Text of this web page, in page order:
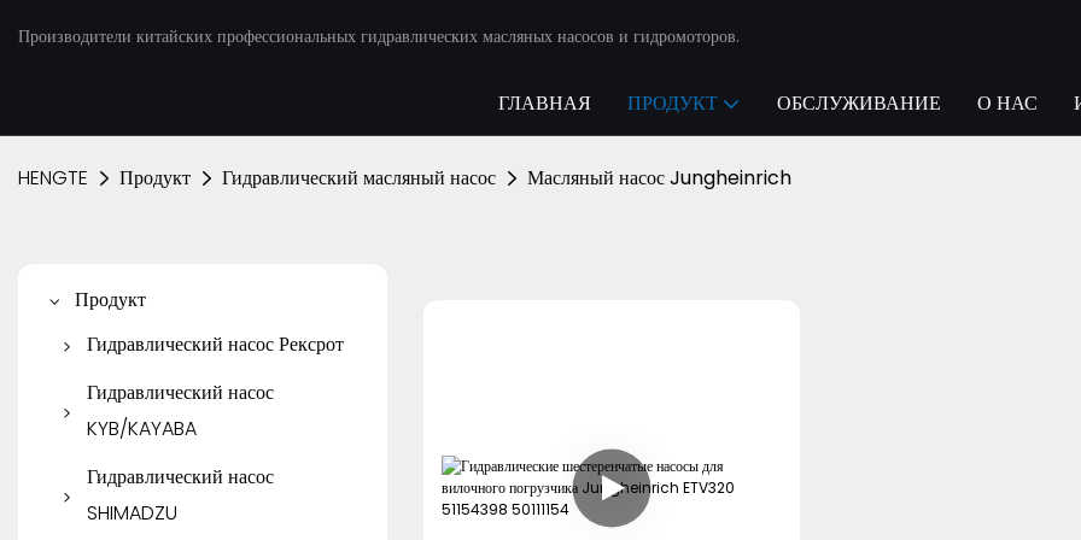
Производители китайских профессиональных гидравлических масляных насосов и гидромоторов.
ГЛАВНАЯ ПРОДУКТ ОБСЛУЖИВАНИЕ О НАС
HENGTE Продукт Гидравлический масляный насос Масляный насос Jungheinrich
Продукт
Гидравлический насос Рексрот
Поршневой насос Рексрот
Рексрот лопастной насос
Шестеренчатый насос
Рексрот
Гидравлический насос
KYB/KAYABA
Шестеренчатый насос
KYB/KAYABA
Гидравлический насос
SHIMADZU